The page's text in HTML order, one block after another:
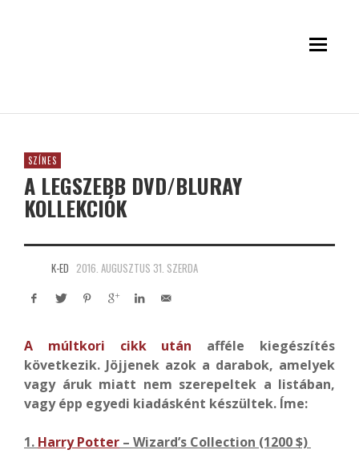
SZÍNES
A LEGSZEBB DVD/BLURAY
KOLLEKCIÓK
K-ED 2016. AUGUSZTUS 31. SZERDA
A múltkori cikk után afféle kiegészítés
következik. Jöjjenek azok a darabok, amelyek
vagy áruk miatt nem szerepeltek a listában,
vagy épp egyedi kiadásként készültek. Íme:
1. Harry Potter – Wizard’s Collection (1200 $)